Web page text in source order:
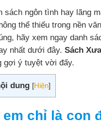
sách ngôn tình hay lãng
thể thiếu trong nền
hãy xem ngay danh
nhất dưới đây. Sách Xưa
gợi ý tuyệt vời đấy.
dung [Hiện]
chỉ là con